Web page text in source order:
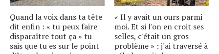
Quand la voix dans ta tête
dit enfin : « tu peux faire
disparaître tout ça » tu
sais que tu es sur le point
« Il y avait un ours parmi
moi. Et si l'on en croit ses
selles, c'était un gros
problème » : j'ai traversé à